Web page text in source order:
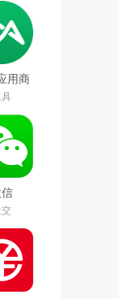
用商
下载
新版